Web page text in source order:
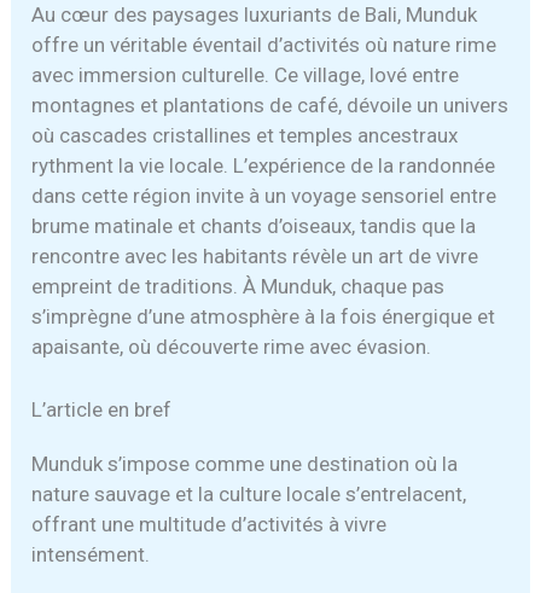
Au cœur des paysages luxuriants de Bali, Munduk
offre un véritable éventail d’activités où nature rime
avec immersion culturelle. Ce village, lové entre
montagnes et plantations de café, dévoile un univers
où cascades cristallines et temples ancestraux
rythment la vie locale. L’expérience de la randonnée
dans cette région invite à un voyage sensoriel entre
brume matinale et chants d’oiseaux, tandis que la
rencontre avec les habitants révèle un art de vivre
empreint de traditions. À Munduk, chaque pas
s’imprègne d’une atmosphère à la fois énergique et
apaisante, où découverte rime avec évasion.
L’article en bref
Munduk s’impose comme une destination où la
nature sauvage et la culture locale s’entrelacent,
offrant une multitude d’activités à vivre
intensément.